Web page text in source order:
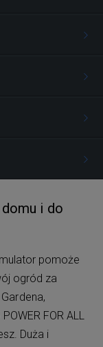
i do
pomoże
ogród za
FOR ALL
Duża i